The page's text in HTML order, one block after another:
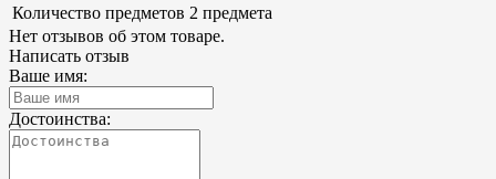
Количество предметов 2 предмета
Нет отзывов об этом товаре.
Написать отзыв
Ваше имя:
Достоинства: